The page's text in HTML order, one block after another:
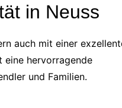
in Neuss
auch mit einer
eine hervorragende
und Familien.